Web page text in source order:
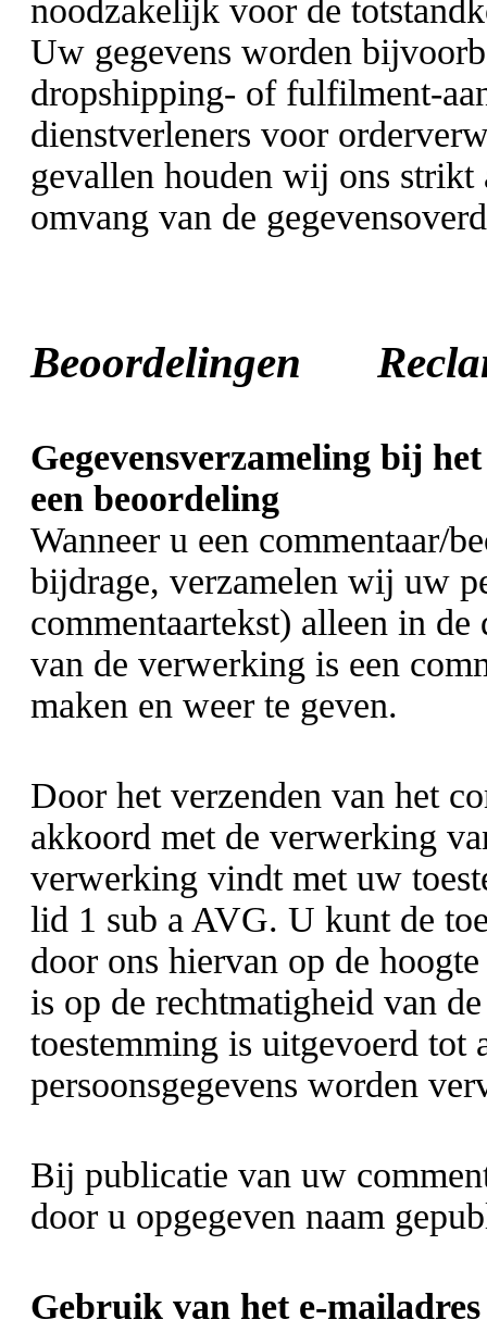
noodzakelijk voor de
Uw gegevens worden
dropshipping- of fulfilment-
dienstverleners voor
gevallen houden wij ons
omvang van de
Beoordelingen
Gegevensverzameling bij
een beoordeling
Wanneer u een commentaar/
bijdrage, verzamelen wij uw
commentaartekst) alleen in
van de verwerking is een
maken en weer te geven.
Door het verzenden van het
akkoord met de verwerking
verwerking vindt met uw
lid 1 sub a AVG. U kunt de
door ons hiervan op de
is op de rechtmatigheid van
toestemming is uitgevoerd tot
persoonsgegevens worden
Bij publicatie van uw
door u opgegeven naam
Gebruik van het e-